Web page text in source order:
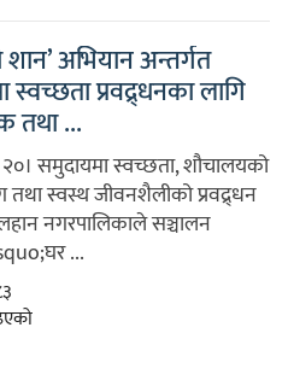
अभियान अन्तर्गत
स्वच्छता प्रवद्र्धनका लागि
तथा ...
समुदायमा स्वच्छता, शौचालयको
तथा स्वस्थ जीवनशैलीको प्रवद्र्धन
नगरपालिकाले सञ्चालन
...